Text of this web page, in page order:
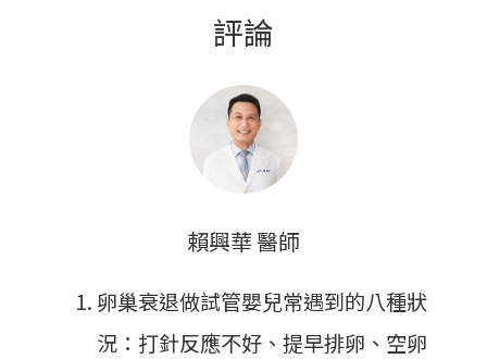
評論
賴興華 醫師
卵巢衰退做試管嬰兒常遇到的八種狀
況：打針反應不好、提早排卵、空卵